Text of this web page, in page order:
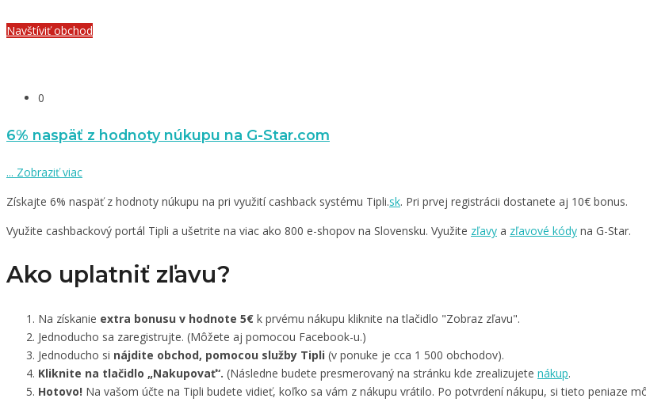
Navštíviť obchod
0
6% naspäť z hodnoty núkupu na G-Star.com
... Zobraziť viac
Získajte 6% naspäť z hodnoty núkupu na pri využití cashback systému Tipli.sk. Pri prvej registrácii dostanete aj 10€ bonus.
Využite cashbackový portál Tipli a ušetrite na viac ako 800 e-shopov na Slovensku. Využite zľavy a zľavové kódy na G-Star.
Ako uplatniť zľavu?
Na získanie extra bonusu v hodnote 5€ k prvému nákupu kliknite na tlačidlo "Zobraz zľavu".
Jednoducho sa zaregistrujte. (Môžete aj pomocou Facebook-u.)
Jednoducho si nájdite obchod, pomocou služby Tipli (v ponuke je cca 1 500 obchodov).
Kliknite na tlačidlo „Nakupovať“. (Následne budete presmerovaný na stránku kde zrealizujete nákup.
Hotovo! Na vašom účte na Tipli budete vidieť, koľko sa vám z nákupu vrátilo. Po potvrdení nákupu, si tieto peniaze